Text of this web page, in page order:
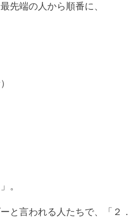
先端の人から順番に、
。
と言われる人たちで、「２．